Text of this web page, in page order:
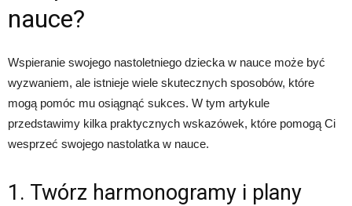
nauce?
Wspieranie swojego nastoletniego dziecka w nauce może być
wyzwaniem, ale istnieje wiele skutecznych sposobów, które
mogą pomóc mu osiągnąć sukces. W tym artykule
przedstawimy kilka praktycznych wskazówek, które pomogą Ci
wesprzeć swojego nastolatka w nauce.
1. Twórz harmonogramy i plany